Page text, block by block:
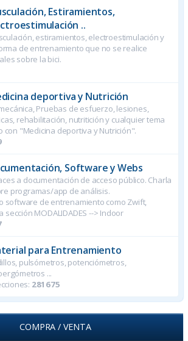
Estiramientos,
..
estiramientos, electroestimulación y
de entrenamiento que no se realice
sobre la bici.
deportiva y Nutrición
Pruebas de esfuerzo, lesiones,
rehabilitación, nutritición y cualquier tema
con "Medicina deportiva y Nutrición".
Software y Webs
a documentación de acceso público. Charla
programas/app de análisis.
software de entrenamiento como Zwift,
sección MODALIDADES --> Indoor
para Entrenamiento
pulsómetros, potenciómetros,
...
281675
COMPRA / VENTA